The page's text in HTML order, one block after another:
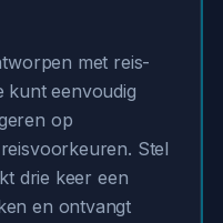
met reis-
kunt eenvoudig
op
Stel
drie keer een
en ontvangt